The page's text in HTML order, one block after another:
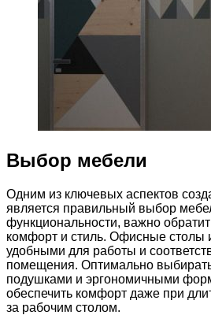
Выбор мебели
Одним из ключевых аспектов
является правильный выбор
функциональности, важно
комфорт и стиль. Офисные столы
удобными для работы и
помещения. Оптимально
подушками и эргономичными
обеспечить комфорт даже при
за рабочим столом.